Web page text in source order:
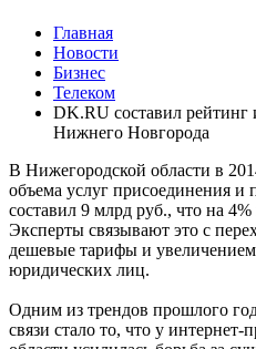
Главная
Новости
Бизнес
Телеком
DK.RU составил рейтинг
Нижнего Новгорода
В Нижегородской области в
объема услуг присоединения и
составил 9 млрд руб., что на
Эксперты связывают это с
дешевые тарифы и увеличением
юридических лиц.
Одним из трендов прошлого
связи стало то, что у